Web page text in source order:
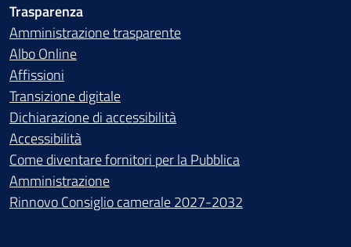
Trasparenza
Amministrazione trasparente
Albo Online
Affissioni
Transizione digitale
Dichiarazione di accessibilità
Accessibilità
Come diventare fornitori per la Pubblica
Amministrazione
Rinnovo Consiglio camerale 2027-2032